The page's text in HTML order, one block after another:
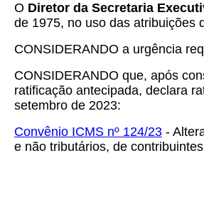
O Diretor da Secretaria
de 1975, no uso das atribuições
CONSIDERANDO a urgência
CONSIDERANDO que, após
ratificação antecipada, declara
setembro de 2023:
Convênio ICMS nº 124/23 -
e não tributários, de